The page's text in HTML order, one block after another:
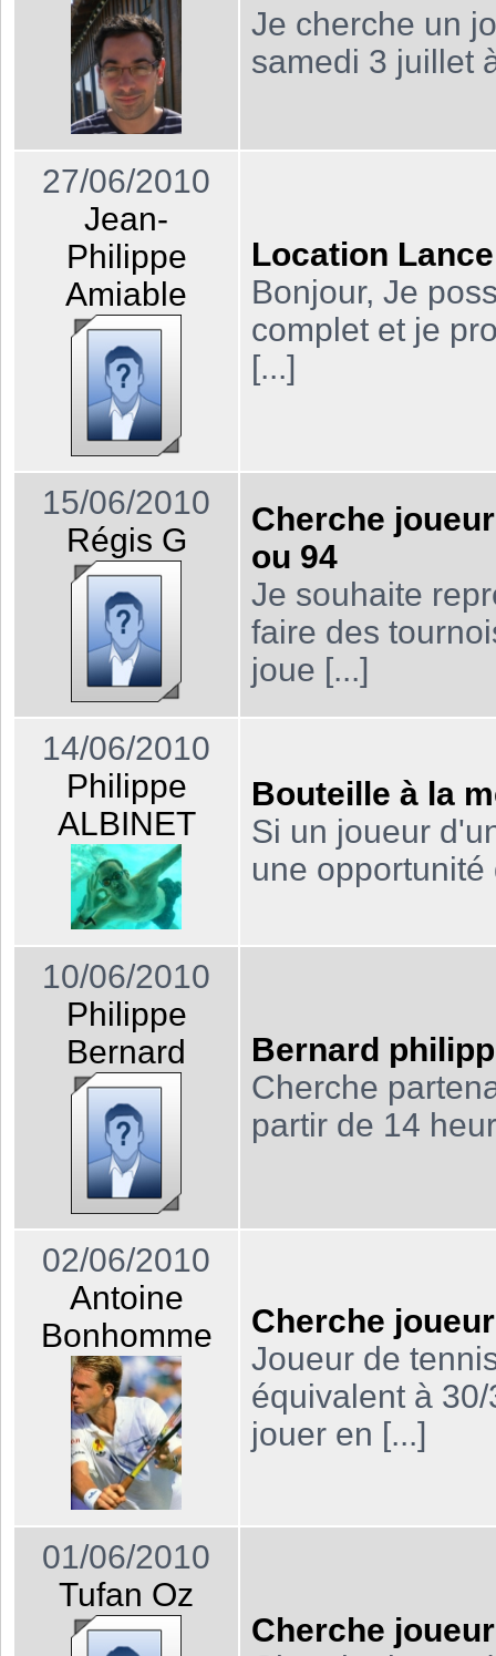
Je cherche un
samedi 3 juillet
27/06/2010
Jean-
Philippe
Amiable
Location
Bonjour, Je
complet et je
[...]
15/06/2010
Régis G
Cherche
ou 94
Je souhaite
faire des
joue [...]
14/06/2010
Philippe
ALBINET
Bouteille à la
Si un joueur
une
10/06/2010
Philippe
Bernard
Bernard
Cherche
partir de 14
02/06/2010
Antoine
Bonhomme
Cherche
Joueur de
équivalent à
jouer en [...]
01/06/2010
Tufan Oz
Cherche